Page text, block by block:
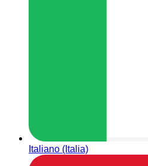
Italiano (Italia)